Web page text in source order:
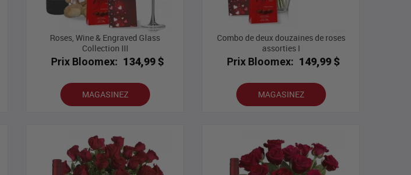
Roses, Wine & Engraved Glass
Collection III
Prix Bloomex: 134,99 $
MAGASINEZ
Combo de deux douzaines de roses
assorties I
Prix Bloomex: 149,99 $
MAGASINEZ